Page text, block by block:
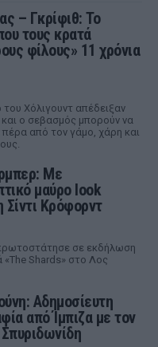
– Γκρίφιθ: Το
τους κρατά
φίλους» 11 χρόνια
Χόλιγουντ απέδειξαν
και ο σεβασμός μπορούν να
πέρα από τον γάμο, χάρη και
Με
μαύρο look
Σίντι Κρόφορντ
σε εκδήλωση
«The Shards» στο Λος
Αδημοσίευτη
από Ίμπιζα με τον